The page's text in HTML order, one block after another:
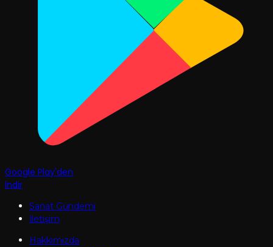
Google Play'den
İndir
Sanat Gündemi
İletişim
Hakkımızda